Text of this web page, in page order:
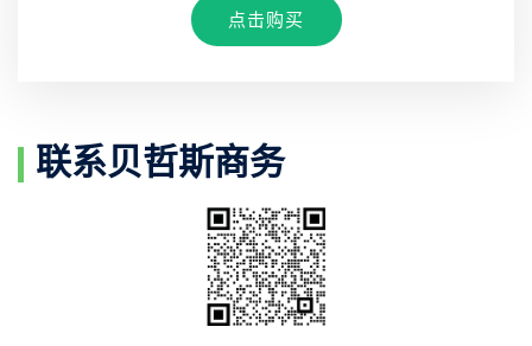
点击购买
联系贝哲斯商务